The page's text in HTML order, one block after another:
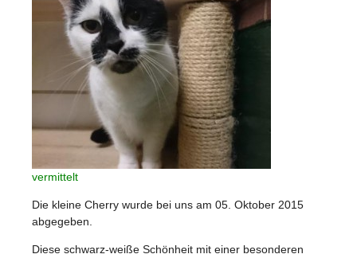
vermittelt
Die kleine Cherry wurde bei uns am 05. Oktober 2015
abgegeben.
Diese schwarz-weiße Schönheit mit einer besonderen